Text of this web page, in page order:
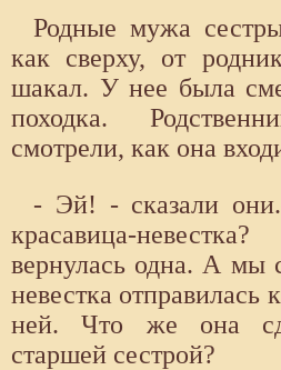
Родные мужа
как сверху, от
шакал. У нее была
походка.
смотрели, как она
- Эй! - сказали
красавица-
вернулась одна. А мы
невестка отправилась
ней. Что же она
старшей сестрой?